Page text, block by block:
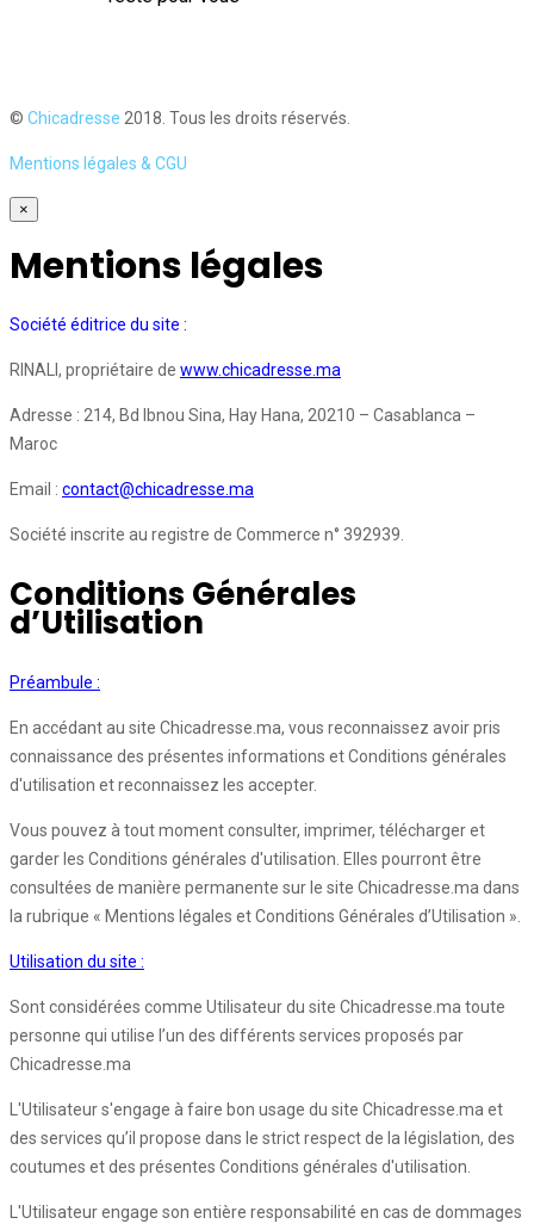
© Chicadresse 2018. Tous les droits réservés.
Mentions légales & CGU
×
Mentions légales
Société éditrice du site :
RINALI, propriétaire de www.chicadresse.ma
Adresse : 214, Bd Ibnou Sina, Hay Hana, 20210 – Casablanca –
Maroc
Email : contact@chicadresse.ma
Société inscrite au registre de Commerce n° 392939.
Conditions Générales
d’Utilisation
Préambule :
En accédant au site Chicadresse.ma, vous reconnaissez avoir pris
connaissance des présentes informations et Conditions générales
d'utilisation et reconnaissez les accepter.
Vous pouvez à tout moment consulter, imprimer, télécharger et
garder les Conditions générales d'utilisation. Elles pourront être
consultées de manière permanente sur le site Chicadresse.ma dans
la rubrique « Mentions légales et Conditions Générales d’Utilisation ».
Utilisation du site :
Sont considérées comme Utilisateur du site Chicadresse.ma toute
personne qui utilise l’un des différents services proposés par
Chicadresse.ma
L'Utilisateur s'engage à faire bon usage du site Chicadresse.ma et
des services qu’il propose dans le strict respect de la législation, des
coutumes et des présentes Conditions générales d'utilisation.
L'Utilisateur engage son entière responsabilité en cas de dommages